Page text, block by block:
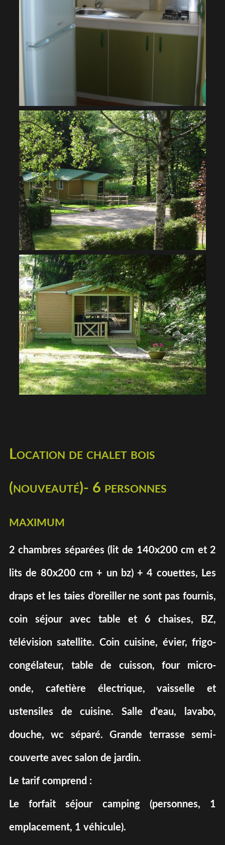
Location de chalet bois
(nouveauté)- 6 personnes
maximum
2 chambres séparées (lit de 140x200 cm et 2
lits de 80x200 cm + un bz) + 4 couettes, Les
draps et les taies d’oreiller ne sont pas fournis,
coin séjour avec table et 6 chaises, BZ,
télévision satellite. Coin cuisine, évier, frigo-
congélateur, table de cuisson, four micro-
onde, cafetière électrique, vaisselle et
ustensiles de cuisine. Salle d'eau, lavabo,
douche, wc séparé. Grande terrasse semi-
couverte avec salon de jardin.
Le tarif comprend :
Le forfait séjour camping (personnes, 1
emplacement, 1 véhicule).